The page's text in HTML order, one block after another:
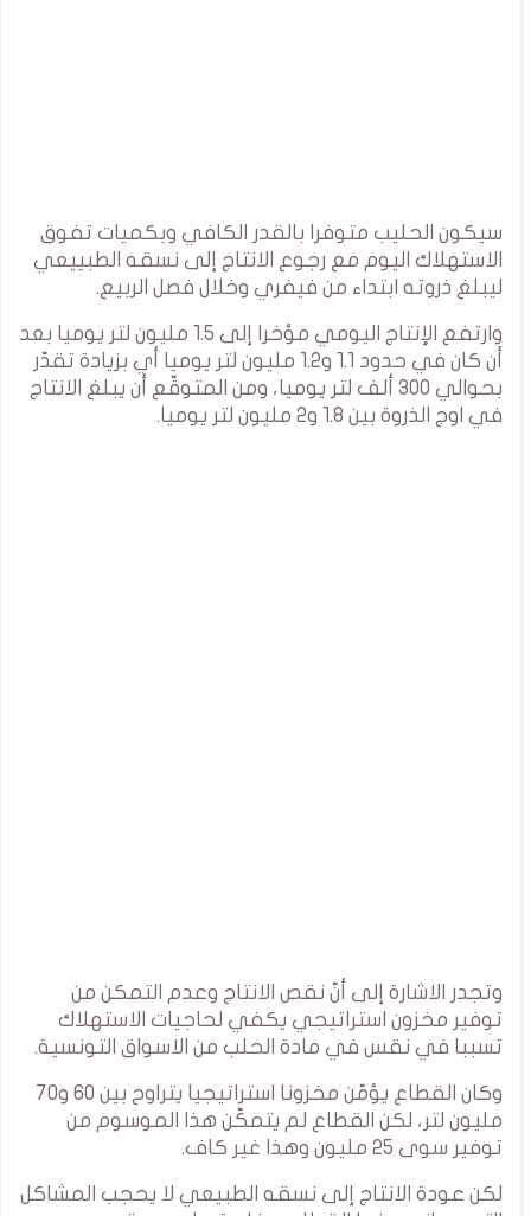
سيكون الحليب متوفرا بالقدر الكافي وبكميات تفوق
الاستهلاك اليوم مع رجوع الانتاج إلى نسقه الطبييعي
ليبلغ ذروته ابتداء من فيفري وخلال فصل الربيع.
وارتفع الإنتاج اليومي مؤخرا إلى 1.5 مليون لتر يوميا بعد
أن كان في حدود 1.1 و1.2 مليون لتر يوميا أي بزيادة تقدّر
بحوالي 300 ألف لتر يوميا، ومن المتوقّع أن يبلغ الانتاج
في اوج الذروة بين 1.8 و2 مليون لتر يوميا.
وتجدر الاشارة إلى أنّ نقص الانتاج وعدم التمكن من
توفير مخزون استراتيجي يكفي لحاجيات الاستهلاك
تسببا في نقس في مادة الحلب من الاسواق التونسية.
وكان القطاع يؤمّن مخزونا استراتيجيا يتراوح بين 60 و70
مليون لتر، لكن القطاع لم يتمكّن هذا الموسوم من
توفير سوى 25 مليون وهذا غير كاف.
لكن عودة الانتاج إلى نسقه الطبيعي لا يحجب المشاكل